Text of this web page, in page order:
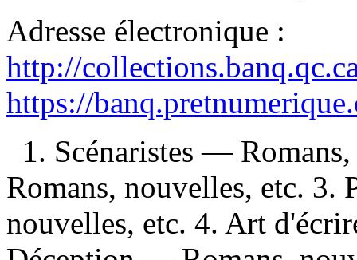
Adresse électronique :
http://
https://
1. Scénaristes —
Romans, nouvelles, etc.
nouvelles, etc. 4. Art